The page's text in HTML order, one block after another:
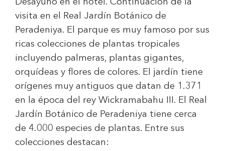
Desayuno en el hotel. Continuación de la
visita en el Real Jardín Botánico de
Peradeniya. El parque es muy famoso por sus
ricas colecciones de plantas tropicales
incluyendo palmeras, plantas gigantes,
orquídeas y flores de colores. El jardín tiene
orígenes muy antiguos que datan de 1.371
en la época del rey Wickramabahu III. El Real
Jardín Botánico de Peradeniya tiene cerca
de 4.000 especies de plantas. Entre sus
colecciones destacan: